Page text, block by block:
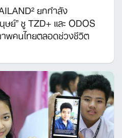
ยกกำลัง
ย์” ชู TZD+ และ ODOS
พคนไทยตลอดช่วงชีวิต